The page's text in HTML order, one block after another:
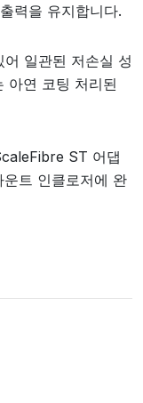
력을 유지합니다.
일관된 저손실 성
아연 코팅 처리된
ST 어댑
트 인클로저에 완